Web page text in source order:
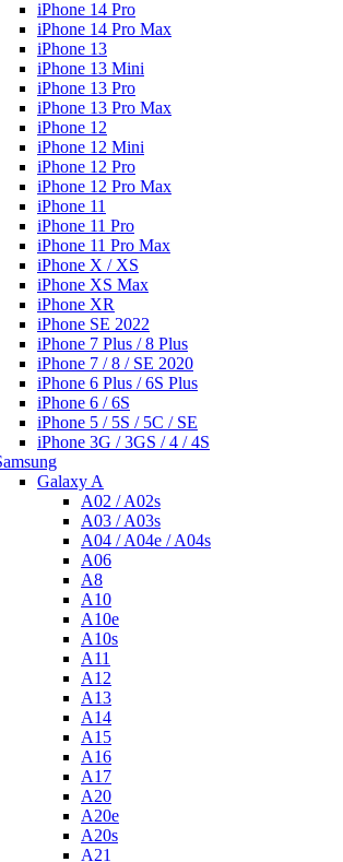
iPhone 14 Pro
iPhone 14 Pro Max
iPhone 13
iPhone 13 Mini
iPhone 13 Pro
iPhone 13 Pro Max
iPhone 12
iPhone 12 Mini
iPhone 12 Pro
iPhone 12 Pro Max
iPhone 11
iPhone 11 Pro
iPhone 11 Pro Max
iPhone X / XS
iPhone XS Max
iPhone XR
iPhone SE 2022
iPhone 7 Plus / 8 Plus
iPhone 7 / 8 / SE 2020
iPhone 6 Plus / 6S Plus
iPhone 6 / 6S
iPhone 5 / 5S / 5C / SE
iPhone 3G / 3GS / 4 / 4S
Galaxy A
A02 / A02s
A03 / A03s
A04 / A04e / A04s
A06
A8
A10
A10e
A10s
A11
A12
A13
A14
A15
A16
A17
A20
A20e
A20s
A21